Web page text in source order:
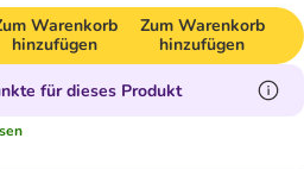
Warenkorb
hinzufügen
Zum Warenkorb
hinzufügen
für dieses Produkt